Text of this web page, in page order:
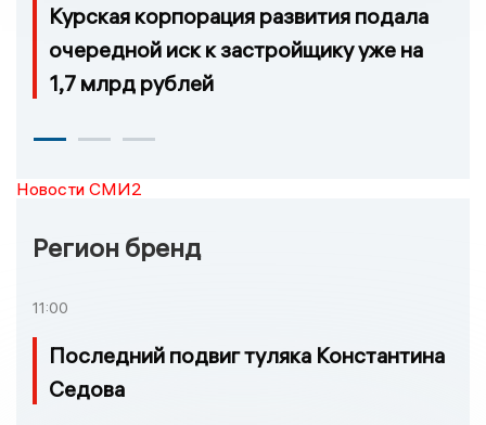
Курская корпорация развития подала
очередной иск к застройщику уже на
1,7 млрд рублей
Новости СМИ2
Регион бренд
11:00
Последний подвиг туляка Константина
Седова